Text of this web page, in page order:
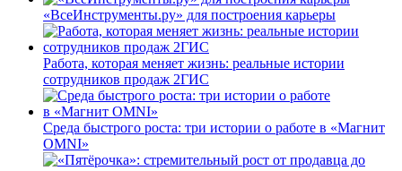
«ВсеИнструменты.ру» для построения карьеры
Работа, которая меняет жизнь: реальные истории
сотрудников продаж 2ГИС
Среда быстрого роста: три истории о работе в «Магнит
OMNI»